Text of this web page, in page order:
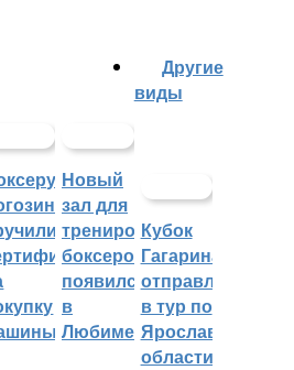
Новый
зал для
тренировок
боксеров
появился
в
Любиме
Другие
виды
Кубок
Гагарина
отправляется
в тур по
Ярославской
области